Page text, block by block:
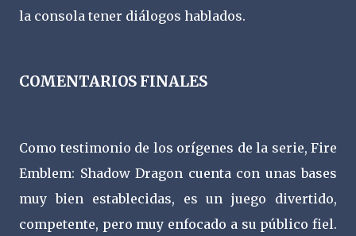
la consola tener diálogos hablados.
COMENTARIOS FINALES
Como testimonio de los orígenes de la serie, Fire
Emblem: Shadow Dragon cuenta con unas bases
muy bien establecidas, es un juego divertido,
competente, pero muy enfocado a su público fiel.